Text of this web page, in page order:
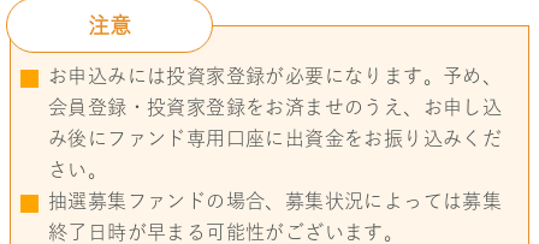
注意
お申込みには投資家登録が必要になります。予め、
会員登録・投資家登録をお済ませのうえ、お申し込
み後にファンド専用口座に出資金をお振り込みくだ
さい。
抽選募集ファンドの場合、募集状況によっては募集
終了日時が早まる可能性がございます。